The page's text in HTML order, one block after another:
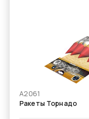
А2061
Ракеты Торнадо